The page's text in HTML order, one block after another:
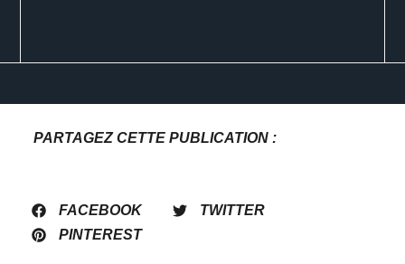
PARTAGEZ CETTE PUBLICATION :
FACEBOOK
TWITTER
PINTEREST